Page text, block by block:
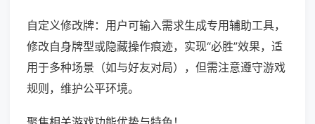
自定义修改牌：用户可输入需求生成专用辅助工具，
修改自身牌型或隐藏操作痕迹，实现“必胜”效果，适
用于多种场景（如与好友对局），但需注意遵守游戏
规则，维护公平环境。